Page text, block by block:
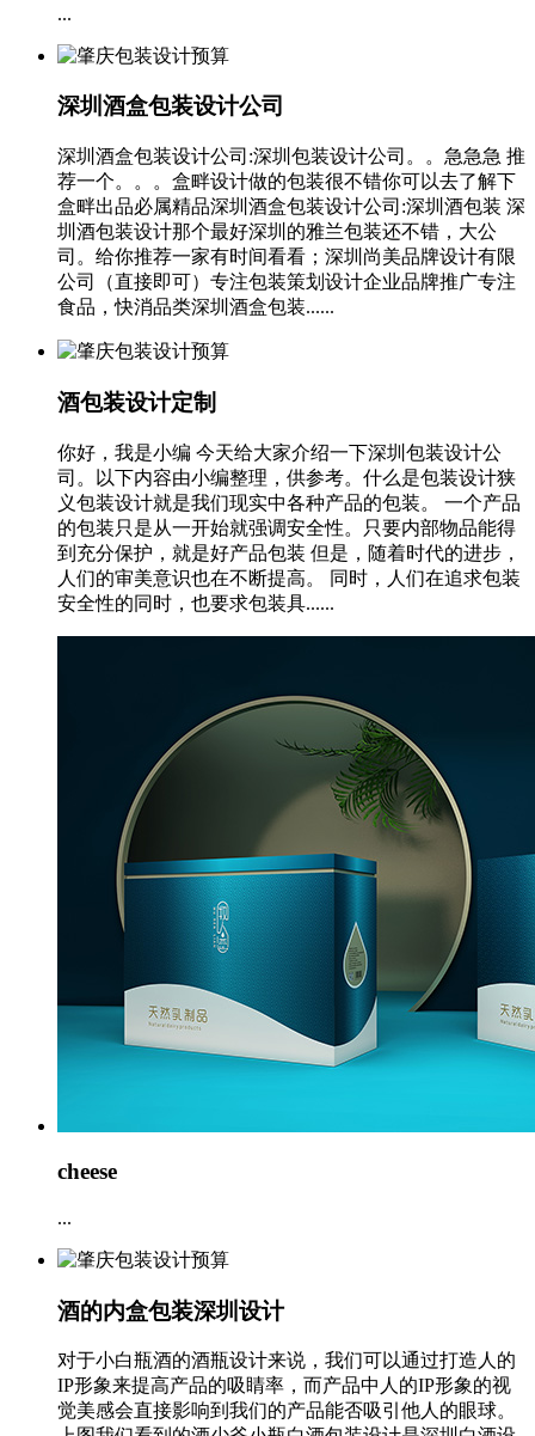
...
深圳酒盒包装设计公司
深圳酒盒包装设计公司:深圳包装设计公司。。急急急 推
荐一个。。。盒畔设计做的包装很不错你可以去了解下
盒畔出品必属精品深圳酒盒包装设计公司:深圳酒包装 深
圳酒包装设计那个最好深圳的雅兰包装还不错，大公
司。给你推荐一家有时间看看；深圳尚美品牌设计有限
公司（直接即可）专注包装策划设计企业品牌推广专注
食品，快消品类深圳酒盒包装......
酒包装设计定制
你好，我是小编 今天给大家介绍一下深圳包装设计公
司。以下内容由小编整理，供参考。什么是包装设计狭
义包装设计就是我们现实中各种产品的包装。 一个产品
的包装只是从一开始就强调安全性。只要内部物品能得
到充分保护，就是好产品包装 但是，随着时代的进步，
人们的审美意识也在不断提高。 同时，人们在追求包装
安全性的同时，也要求包装具......
cheese
...
酒的内盒包装深圳设计
对于小白瓶酒的酒瓶设计来说，我们可以通过打造人的
IP形象来提高产品的吸睛率，而产品中人的IP形象的视
觉美感会直接影响到我们的产品能否吸引他人的眼球。